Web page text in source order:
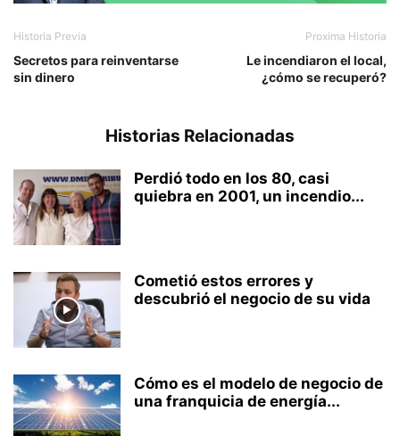
Historia Previa
Secretos para reinventarse
sin dinero
Proxima Historia
Le incendiaron el local,
¿cómo se recuperó?
Historias Relacionadas
Perdió todo en los 80, casi
quiebra en 2001, un incendio...
Cometió estos errores y
descubrió el negocio de su vida
Cómo es el modelo de negocio de
una franquicia de energía...